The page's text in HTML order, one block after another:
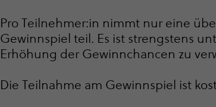
Pro Teilnehmer:in nimmt nur eine
Gewinnspiel teil. Es ist strengstens
Erhöhung der Gewinnchancen zu
Die Teilnahme am Gewinnspiel ist